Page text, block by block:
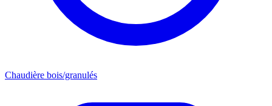
Chaudière bois/granulés